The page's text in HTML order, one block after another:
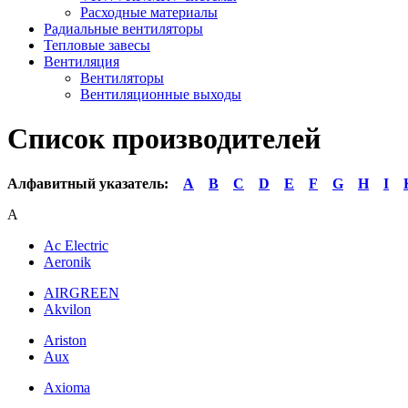
Расходные материалы
Радиальные вентиляторы
Тепловые завесы
Вентиляция
Вентиляторы
Вентиляционные выходы
Список производителей
Алфавитный указатель: A B C D E F G H I
A
Ac Electric
Aeronik
AIRGREEN
Akvilon
Ariston
Aux
Axioma